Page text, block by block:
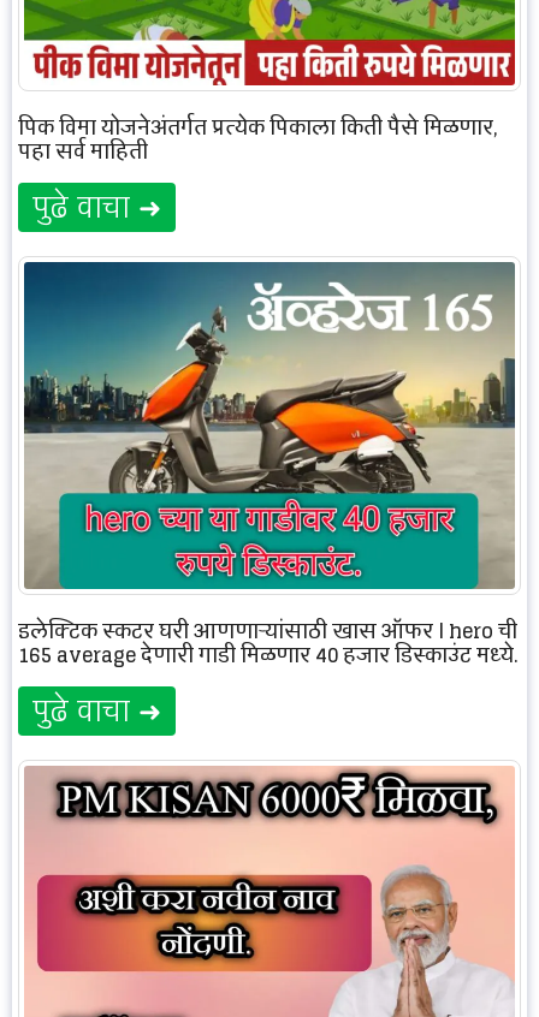
पिक विमा योजनेअंतर्गत प्रत्येक पिकाला किती पैसे मिळणार,
पहा सर्व माहिती
पुढे वाचा ➜
इलेक्ट्रिक स्कूटर घरी आणणाऱ्यांसाठी खास ऑफर | hero ची
165 average देणारी गाडी मिळणार 40 हजार डिस्काउंट मध्ये.
पुढे वाचा ➜